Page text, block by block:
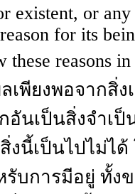
existent, or
for its
these reasons
เพียงพอจากสิ่
อันเป็นสิ่งจำเ
งนี้เป็นไปไม่ไ
รับการมีอยู่ ทั้ง